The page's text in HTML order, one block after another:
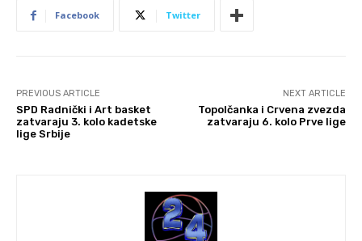
Facebook Twitter
PREVIOUS ARTICLE
SPD Radnički i Art basket
zatvaraju 3. kolo kadetske
lige Srbije
NEXT ARTICLE
Topolčanka i Crvena zvezda
zatvaraju 6. kolo Prve lige